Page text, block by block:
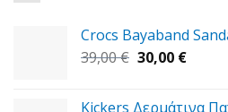
Crocs Bayaband
39,00€ Original
30,00 €Η
Kickers Δερμάτινα